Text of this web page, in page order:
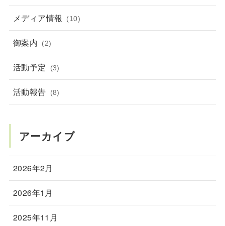
メディア情報 (10)
御案内 (2)
活動予定 (3)
活動報告 (8)
アーカイブ
2026年2月
2026年1月
2025年11月